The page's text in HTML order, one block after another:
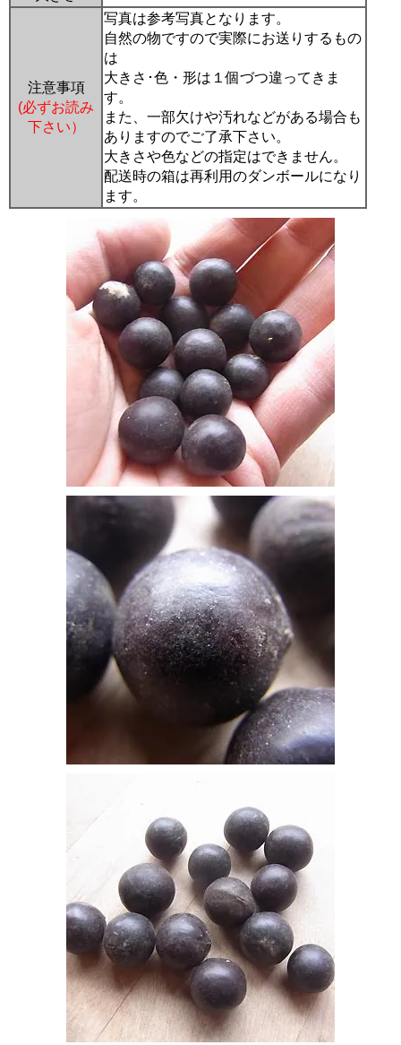
注意事項
(必ずお読み
下さい）
写真は参考写真となります。
自然の物ですので実際にお送りするもの
は
大きさ･色・形は１個づつ違ってきま
す。
また、一部欠けや汚れなどがある場合も
ありますのでご了承下さい。
大きさや色などの指定はできません。
配送時の箱は再利用のダンボールになり
ます。